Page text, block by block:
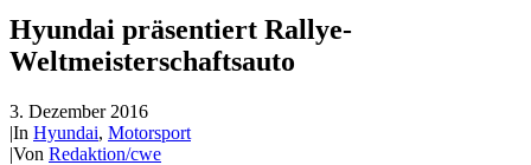
Hyundai präsentiert Rallye-
Weltmeisterschaftsauto
3. Dezember 2016
|In Hyundai, Motorsport
|Von Redaktion/cwe